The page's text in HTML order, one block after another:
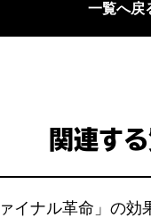
一覧へ戻
関連す
イナル革命」の効